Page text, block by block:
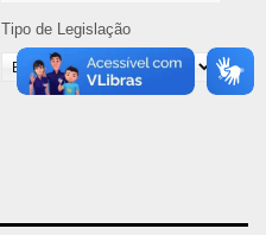
Tipo de Legislação